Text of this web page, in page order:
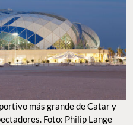
más grande de Catar y
Foto: Philip Lange